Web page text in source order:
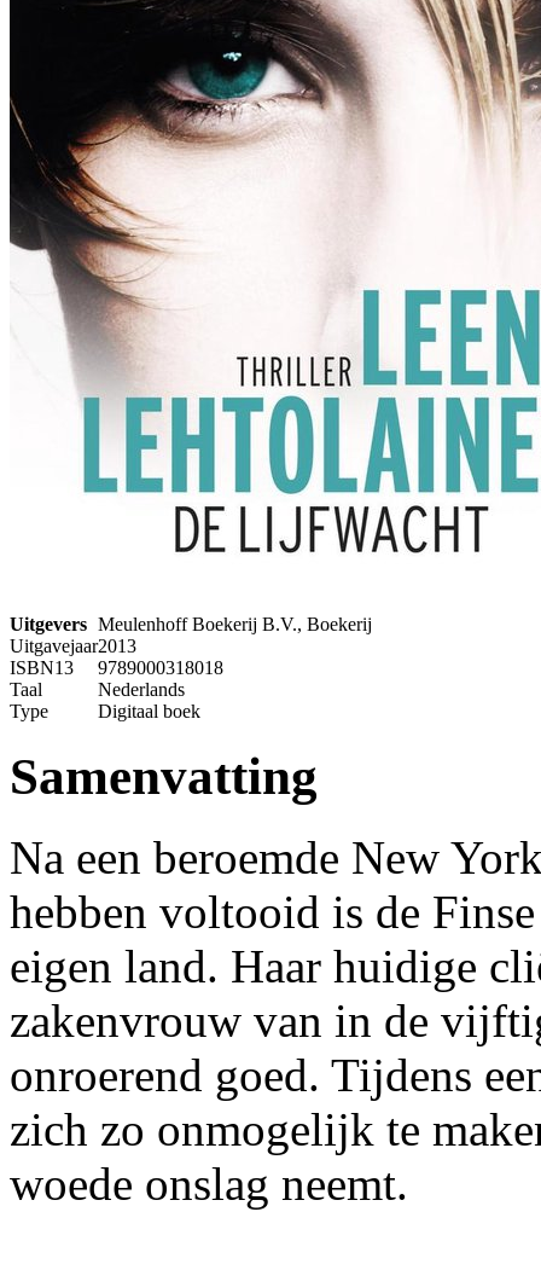
Uitgevers Meulenhoff Boekerij B.V., Boekerij
Uitgavejaar2013
ISBN13
9789000318018
Taal
Nederlands
Type
Digitaal boek
Samenvatting
Na een beroemde New
hebben voltooid is de
eigen land. Haar huidige
zakenvrouw van in de
onroerend goed. Tijdens
zich zo onmogelijk te
woede onslag neemt.